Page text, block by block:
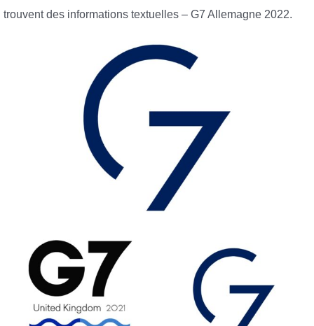
trouvent des informations textuelles – G7 Allemagne 2022.